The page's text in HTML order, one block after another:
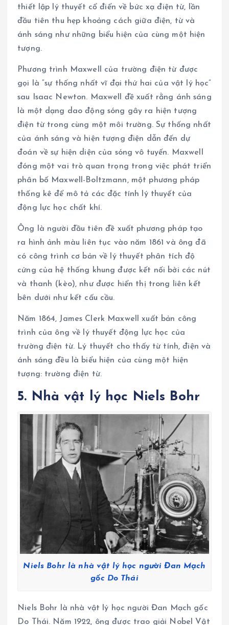
thiết lập lý thuyết cổ điển về bức xạ điện từ, lần
đầu tiên thu hẹp khoảng cách giữa điện, từ và
ánh sáng như những biểu hiện của cùng một hiện
tượng.
Phương trình Maxwell của trường điện từ được
gọi là “sự thống nhất vĩ đại thứ hai của vật lý học”
sau Isaac Newton. Maxwell đề xuất rằng ánh sáng
là một dạng dao động sóng gây ra hiện tượng
điện từ trong cùng một môi trường. Sự thống nhất
của ánh sáng và hiện tượng điện dẫn đến dự
đoán về sự hiện diện của sóng vô tuyến. Maxwell
đóng một vai trò quan trọng trong việc phát triển
phân bố Maxwell-Boltzmann, một phương pháp
thống kê để mô tả các đặc tính lý thuyết của
động lực học chất khí.
Ông là người đầu tiên đề xuất phương pháp tạo
ra hình ảnh màu liên tục vào năm 1861 và ông đã
có công trình cơ bản về lý thuyết phân tích độ
cứng của hệ thống khung được kết nối bởi các nút
và thanh (kèo), như được hiển thị trong liên kết
bên dưới như kết cấu cầu.
Năm 1864, James Clerk Maxwell xuất bản công
trình của ông về lý thuyết động lực học của
trường điện từ. Lý thuyết cho thấy từ tính, điện và
ánh sáng đều là biểu hiện của cùng một hiện
tượng: trường điện từ.
5. Nhà vật lý học Niels Bohr
Niels Bohr là nhà vật lý học người Đan Mạch
gốc Do Thái
Niels Bohr là nhà vật lý học người Đan Mạch gốc
Do Thái. Năm 1922, ông được trao giải Nobel Vật